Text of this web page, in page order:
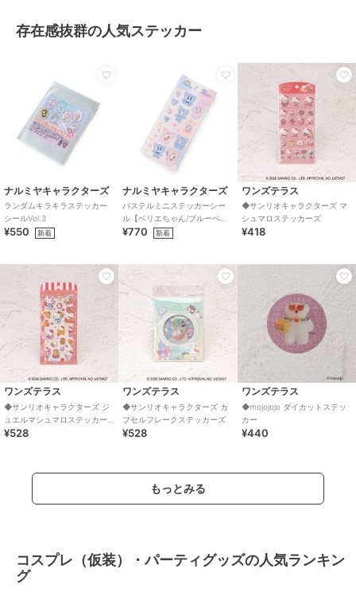
存在感抜群の人気ステッカー
ナルミヤキャラクターズ
ランダムキラキラステッカー
シールVol.3
¥550 新着
ナルミヤキャラクターズ
パステルミニステッカーシー
ル【ベリエちゃん/ブルーベリ
エちゃん/デビリーちゃん/ナカ
¥770 新着
ワンズテラス
◆サンリオキャラクターズ マ
シュマロステッカーズ
¥418
ワンズテラス
◆サンリオキャラクターズ ジ
ュエルマシュマロステッカー
ズ
¥528
ワンズテラス
◆サンリオキャラクターズ カ
プセルフレークステッカーズ
¥528
ワンズテラス
◆mojojojo ダイカットステッ
カー
¥440
もっとみる
コスプレ（仮装）・パーティグッズの人気ランキン
グ